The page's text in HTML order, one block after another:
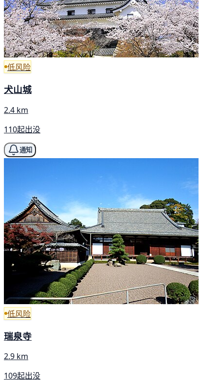
低风险
犬山城
2.4 km
110起出没
通知
低风险
瑞泉寺
2.9 km
109起出没